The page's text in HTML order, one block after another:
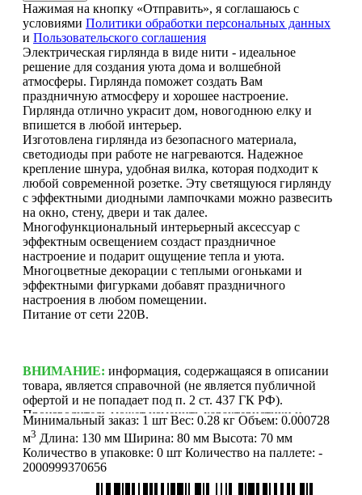
Нажимая на кнопку «Отправить», я соглашаюсь с
условиями Политики обработки персональных данных
и Пользовательского соглашения
Электрическая гирлянда в виде нити - идеальное
решение для создания уюта дома и волшебной
атмосферы. Гирлянда поможет создать Вам
праздничную атмосферу и хорошее настроение.
Гирлянда отлично украсит дом, новогоднюю елку и
впишется в любой интерьер.
Изготовлена гирлянда из безопасного материала,
светодиоды при работе не нагреваются. Надежное
крепление шнура, удобная вилка, которая подходит к
любой современной розетке. Эту светящуюся гирлянду
с эффектными диодными лампочками можно развесить
на окно, стену, двери и так далее.
Многофункциональный интерьерный аксессуар с
эффектным освещением создаст праздничное
настроение и подарит ощущение тепла и уюта.
Многоцветные декорации с теплыми огоньками и
эффектными фигурками добавят праздничного
настроения в любом помещении.
Питание от сети 220В.
ВНИМАНИЕ: информация, содержащаяся в описании
товара, является справочной (не является публичной
офертой и не попадает под п. 2 ст. 437 ГК РФ).
Производитель может изменить характеристики и
внешний вид товара без предварительного уведомления.
Фотографии (изображения) могут отличаться от
действительного вида товара. Для уточнения деталей
обращайтесь к менеджерам. Если Вы нашли неточность
или у Вас есть другие комментарии по описанию
Минимальный заказ: 1 шт Вес: 0.28 кг Объем: 0.000728
м3 Длина: 130 мм Ширина: 80 мм Высота: 70 мм
Количество в упаковке: 0 шт Количество на паллете: -
2000999370656